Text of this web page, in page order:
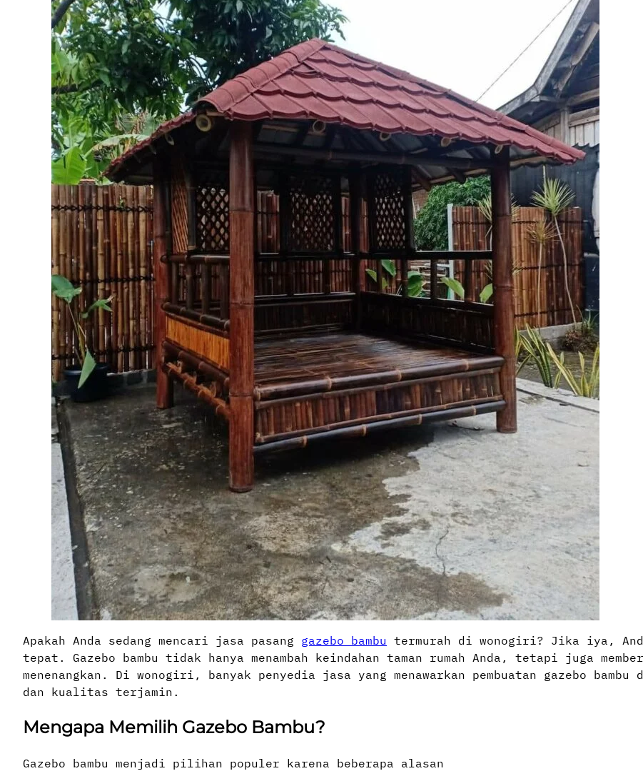
Apakah Anda sedang mencari jasa pasang gazebo bambu termurah di wonogiri? Jika iya,
tepat. Gazebo bambu tidak hanya menambah keindahan taman rumah Anda, tetapi juga
menenangkan. Di wonogiri, banyak penyedia jasa yang menawarkan pembuatan gazebo bambu
dan kualitas terjamin.
Mengapa Memilih Gazebo Bambu?
Gazebo bambu menjadi pilihan populer karena beberapa alasan